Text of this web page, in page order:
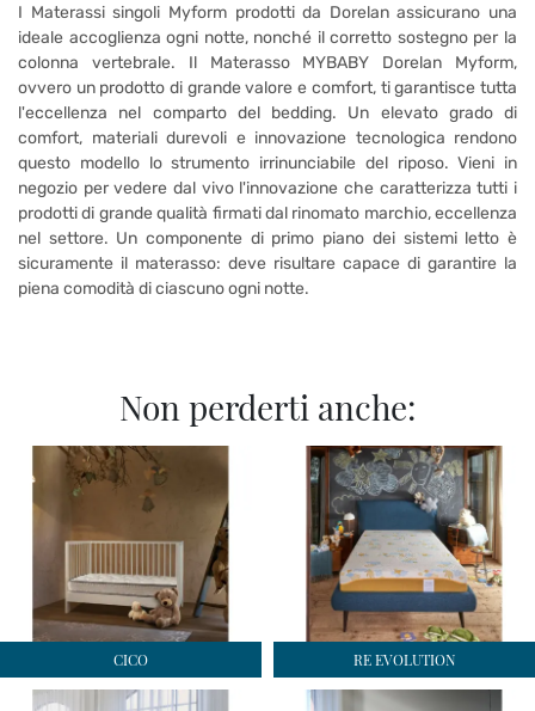
I Materassi singoli Myform prodotti da Dorelan assicurano una
ideale accoglienza ogni notte, nonché il corretto sostegno per la
colonna vertebrale. Il Materasso MYBABY Dorelan Myform,
ovvero un prodotto di grande valore e comfort, ti garantisce tutta
l'eccellenza nel comparto del bedding. Un elevato grado di
comfort, materiali durevoli e innovazione tecnologica rendono
questo modello lo strumento irrinunciabile del riposo. Vieni in
negozio per vedere dal vivo l'innovazione che caratterizza tutti i
prodotti di grande qualità firmati dal rinomato marchio, eccellenza
nel settore. Un componente di primo piano dei sistemi letto è
sicuramente il materasso: deve risultare capace di garantire la
piena comodità di ciascuno ogni notte.
Non perderti anche:
CICO RE EVOLUTION